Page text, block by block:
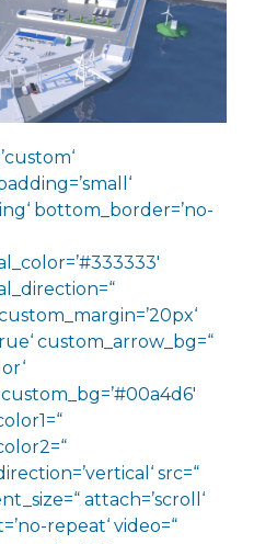
bottom_border=’no-
custom_arrow_bg=“
src=“
attach=’scroll‘
repeat‘ video=“